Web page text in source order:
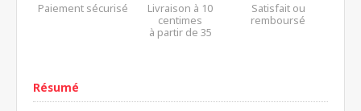
Paiement sécurisé
Livraison à 10
centimes
à partir de 35
Satisfait ou
remboursé
Résumé